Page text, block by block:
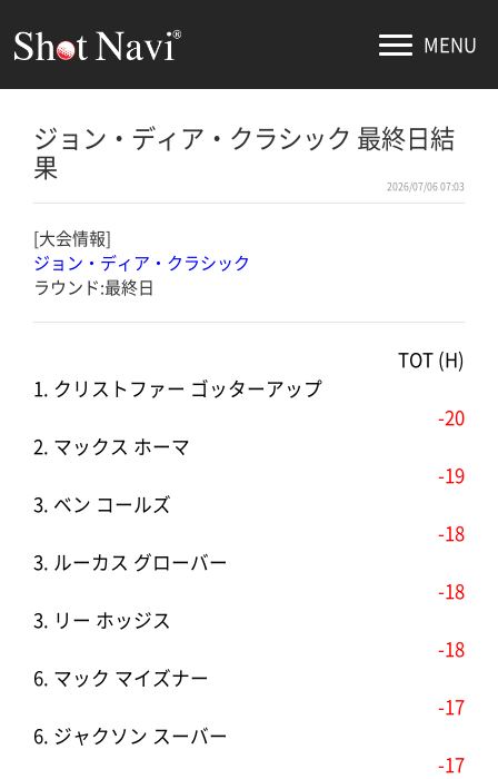
MENU
ジョン・ディア・クラシック 最終日結
果
2026/07/06 07:03
[大会情報]
ジョン・ディア・クラシック
ラウンド:最終日
TOT (H)
1. クリストファー ゴッターアップ
-20
2. マックス ホーマ
-19
3. ベン コールズ
-18
3. ルーカス グローバー
-18
3. リー ホッジス
-18
6. マック マイズナー
-17
6. ジャクソン スーバー
-17